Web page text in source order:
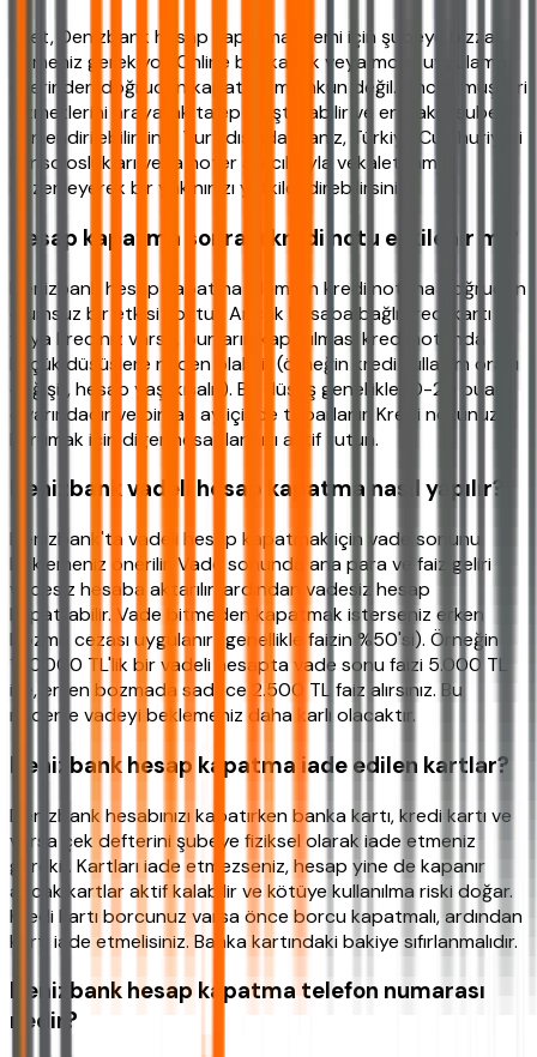
Evet, Denizbank hesap kapatma işlemi için şubeye bizzat
gitmeniz gerekiyor. Online bankacılık veya mobil uygulama
üzerinden doğrudan kapatma mümkün değil. Ancak müşteri
hizmetlerini arayarak talep oluşturabilir ve en yakın şubeye
yönlendirilebilirsiniz. Yurt dışındaysanız, Türkiye Cumhuriyeti
konsoloslukları veya noter aracılığıyla vekaletname
düzenleyerek bir yakınınızı yetkilendirebilirsiniz.
Hesap kapatma sonrası kredi notu etkilenir mi?
Denizbank hesap kapatma işleminin kredi notuna doğrudan
olumsuz bir etkisi yoktur. Ancak hesaba bağlı kredi kartı
veya krediniz varsa, bunların kapatılması kredi notunda
küçük düşüşlere neden olabilir (örneğin kredi kullanım oranı
değişir, hesap yaşı kısalır). Bu düşüş genellikle 10-20 puan
civarındadır ve birkaç ay içinde toparlanır. Kredi notunuzu
korumak için diğer hesaplarınızı aktif tutun.
Denizbank vadeli hesap kapatma nasıl yapılır?
Denizbank'ta vadeli hesap kapatmak için vade sonunu
beklemeniz önerilir. Vade sonunda ana para ve faiz geliri
vadesiz hesaba aktarılır, ardından vadesiz hesap
kapatılabilir. Vade bitmeden kapatmak isterseniz erken
bozma cezası uygulanır (genellikle faizin %50'si). Örneğin
100.000 TL'lik bir vadeli hesapta vade sonu faizi 5.000 TL
ise, erken bozmada sadece 2.500 TL faiz alırsınız. Bu
nedenle vadeyi beklemeniz daha karlı olacaktır.
Denizbank hesap kapatma iade edilen kartlar?
Denizbank hesabınızı kapatırken banka kartı, kredi kartı ve
varsa çek defterini şubeye fiziksel olarak iade etmeniz
gerekir. Kartları iade etmezseniz, hesap yine de kapanır
ancak kartlar aktif kalabilir ve kötüye kullanılma riski doğar.
Kredi kartı borcunuz varsa önce borcu kapatmalı, ardından
kartı iade etmelisiniz. Banka kartındaki bakiye sıfırlanmalıdır.
Denizbank hesap kapatma telefon numarası
nedir?